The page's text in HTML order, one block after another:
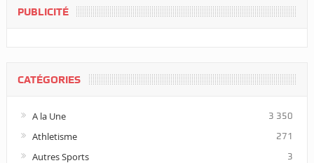
PUBLICITÉ
CATÉGORIES
A la Une 3 350
Athletisme 271
Autres Sports 3